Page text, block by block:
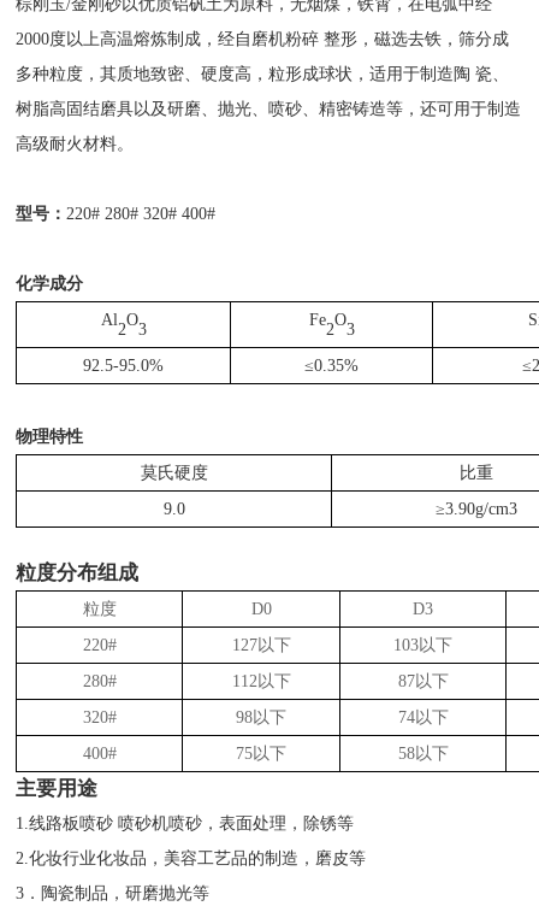
棕刚玉/金刚砂以优质铝矾土为原料，无烟煤，铁霄，在电弧中经
2000度以上高温熔炼制成，经自磨机粉碎 整形，磁选去铁，筛分成
多种粒度，其质地致密、硬度高，粒形成球状，适用于制造陶 瓷、
树脂高固结磨具以及研磨、抛光、喷砂、精密铸造等，还可用于制造
高级耐火材料。
型号： 220# 280# 320# 400#
化学成分
Al
2
O
3
Fe
2
O
3
92.5-95.0% ≤0.35% ≤
物理特性
莫氏硬度
比重
9.0
≥3.90g/cm3
粒度分布组成
粒度 D0
D3
220# 127以下
103以下
280#
112以下
87以下
320#
98以下
74以下
400#
75以下 58以下
主要用途
1.线路板喷砂 喷砂机喷砂，表面处理，除锈等
2.化妆行业化妆品，美容工艺品的制造，磨皮等
3．陶瓷制品，研磨抛光等